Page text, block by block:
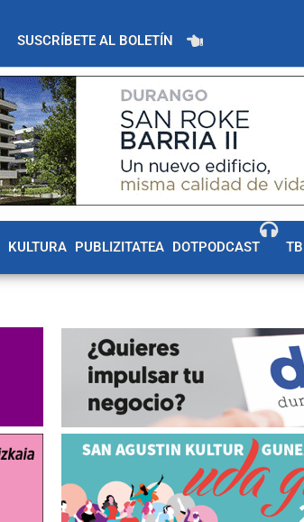
SUSCRÍBETE AL BOLETÍN
KULTURA PUBLIZITATEA DOTPODCAST